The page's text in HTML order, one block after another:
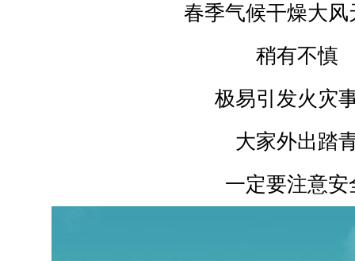
春季气候干燥大风
稍有不慎
极易引发火灾
大家外出踏
一定要注意安